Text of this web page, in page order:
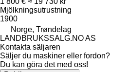
Mjölkningsutrustning
1900
Norge, Trøndelag
LANDBRUKSSALG.NO AS
Kontakta säljaren
Säljer du maskiner eller fordon?
Du kan göra det med oss!